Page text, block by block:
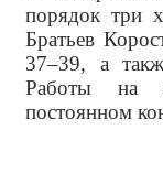
порядок три
Братьев
37–39, а
Работы на
постоянном